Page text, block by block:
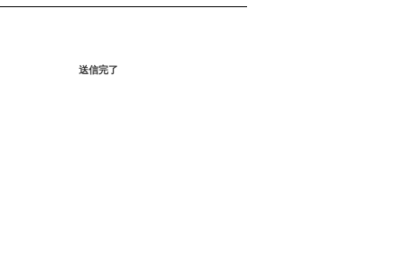
送信完了